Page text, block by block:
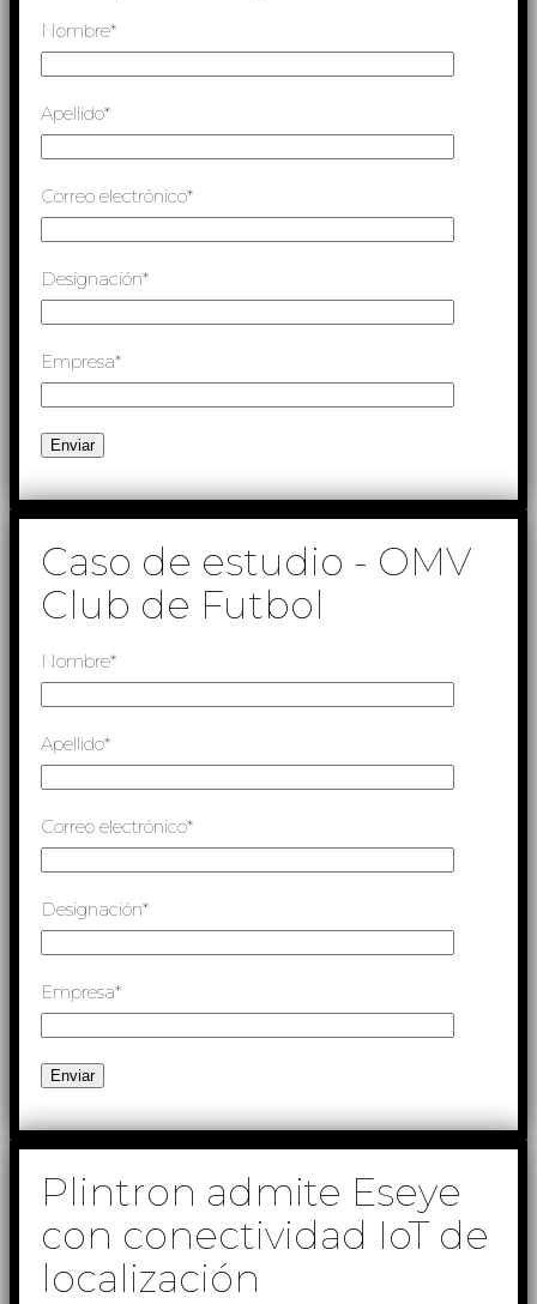
Nombre*
Apellido*
Correo electrónico*
Designación*
Empresa*
Caso de estudio - OMV
Club de Futbol
Nombre*
Apellido*
Correo electrónico*
Designación*
Empresa*
Plintron admite Eseye
con conectividad IoT de
localización